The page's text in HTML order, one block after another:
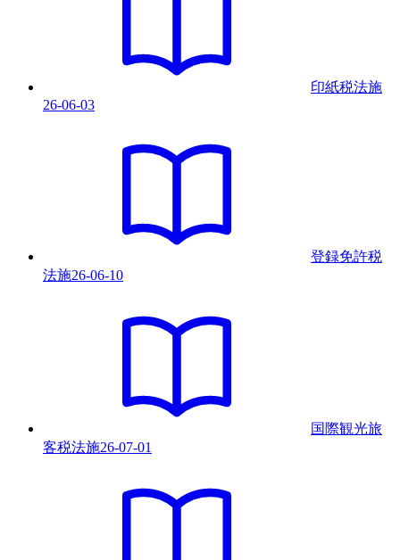
印紙税法施
26-06-03
登録免許税
法施26-06-10
国際観光旅
客税法施26-07-01